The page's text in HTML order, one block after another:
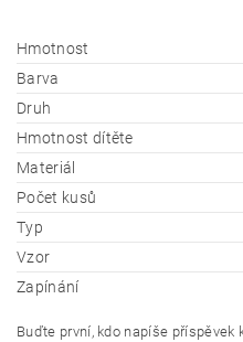
Hmotnost
Barva
Druh
Hmotnost dítěte
Materiál
Počet kusů
Typ
Vzor
Zapínání
Buďte první, kdo napíše příspěvek